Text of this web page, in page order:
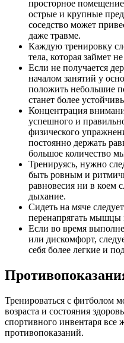
просторное
острые и крупные
соседство может
даже травме.
Каждую тренировку
тела, которая займет
Если не получается
началом занятий у
положить небольшие
станет более
Концентрация
успешного и
физического
постоянно держать
большое количество
Тренируясь, нужно
быть ровным и
равновесия ни в коем
дыхание.
Сидеть на мяче
перенапрягать мышцы
Если во время
или дискомфорт,
себя более легкие и
Тренироваться с фитболом
возраста и состояния
спортивного инвентаря все
противопоказаний.